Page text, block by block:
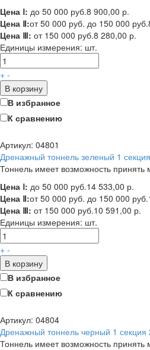
Цена Ⅰ: до 50 000 руб.8 900,00 р.
Цена Ⅱ:от 50 000 руб. до 150 000 руб.
Цена Ⅲ: от 150 000 руб.8 280,00 р.
Единицы измерения: шт.
+ -
В корзину
В избранное
К сравнению
Артикул: 04801
Дренажный тоннель зеленый 1
Тоннель имеет возможность
Цена Ⅰ: до 50 000 руб.14 533,00 р.
Цена Ⅱ:от 50 000 руб. до 150 000 руб.
Цена Ⅲ: от 150 000 руб.10 591,00 р.
Единицы измерения: шт.
+ -
В корзину
В избранное
К сравнению
Артикул: 04804
Дренажный тоннель черный 1 секция
Тоннель имеет возможность